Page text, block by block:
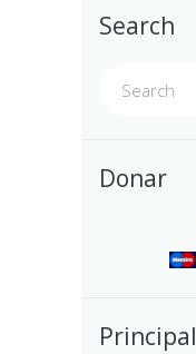
Search
Donar
Principal